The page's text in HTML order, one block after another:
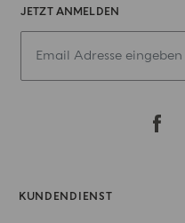
JETZT ANMELDEN
KUNDENDIENST